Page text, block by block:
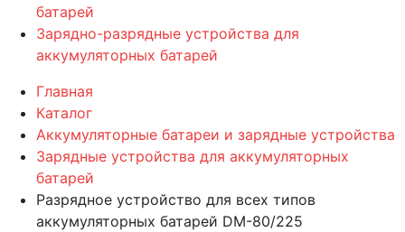
батарей
Зарядно-разрядные устройства для
аккумуляторных батарей
Главная
Каталог
Аккумуляторные батареи и зарядные устройства
Зарядные устройства для аккумуляторных
батарей
Разрядное устройство для всех типов
аккумуляторных батарей DM-80/225